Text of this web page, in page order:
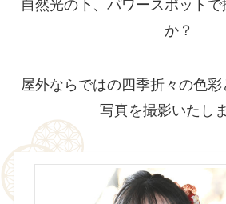
自然光の下、パワースポット
か？
屋外ならではの四季折々の色
写真を撮影いたし